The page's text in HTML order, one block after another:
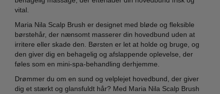
vital.
Maria Nila Scalp Brush er designet med bløde og fleksible
børstehår, der nænsomt masserer din hovedbund uden at
irritere eller skade den. Børsten er let at holde og bruge, og
den giver dig en behagelig og afslappende oplevelse, der
føles som en mini-spa-behandling derhjemme.
Drømmer du om en sund og velplejet hovedbund, der giver
dig et stærkt og glansfuldt hår? Med Maria Nila Scalp Brush